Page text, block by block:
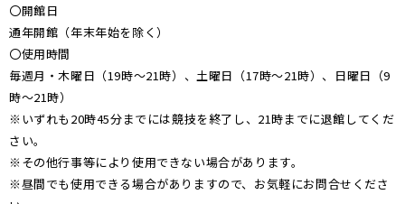
〇開館日
通年開館（年末年始を除く）
〇使用時間
毎週月・木曜日（19時～21時）、土曜日（17時～21時）、日曜日（9
時～21時）
※いずれも20時45分までには競技を終了し、21時までに退館してくだ
さい。
※その他行事等により使用できない場合があります。
※昼間でも使用できる場合がありますので、お気軽にお問合せくださ